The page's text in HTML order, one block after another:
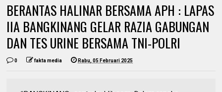
BERANTAS HALINAR BERSAMA APH : LAPAS
IIA BANGKINANG GELAR RAZIA GABUNGAN
DAN TES URINE BERSAMA TNI-POLRI
0 fakta media Rabu, 05 Februari 2025